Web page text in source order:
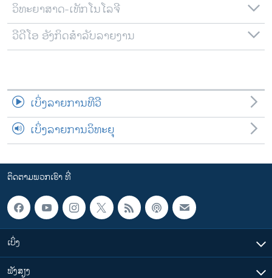
ວິທະຍາສາດ-ເທັກໂນໂລຈີ
ວີດີໂອ ອັງກິດສຳລັບລາຍງານ
ເບິ່ງລາຍການທີວີ
ເບິ່ງລາຍການວິທະຍຸ
ຕິດຕາມພວກເຮົາ ທີ່
ເບິ່ງ
ຟັງສຽງ